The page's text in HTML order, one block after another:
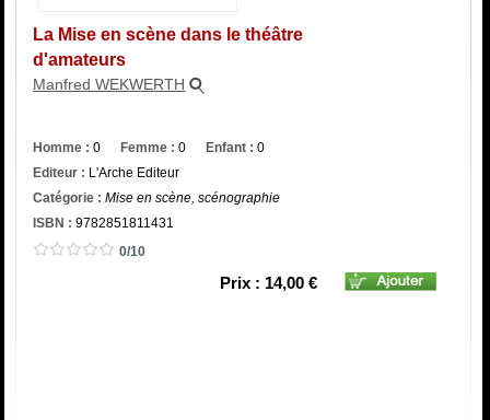
La Mise en scène dans le théâtre
d'amateurs
Manfred WEKWERTH
Homme : 0Femme : 0Enfant : 0
Editeur : L'Arche Editeur
Catégorie : Mise en scène, scénographie
ISBN : 9782851811431
0/10
Prix : 14,00 €